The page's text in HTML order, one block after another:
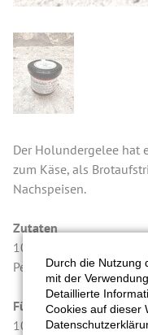
Der Holundergelee hat
zum Käse, als
Nachspeisen.
Zutaten
10 % Holunderblüten,
Pektine, Citronensäure,
Füllmenge in Gramm
105 g
Durch die Nutzung
mit der
Detaillierte
Cookies auf dieser